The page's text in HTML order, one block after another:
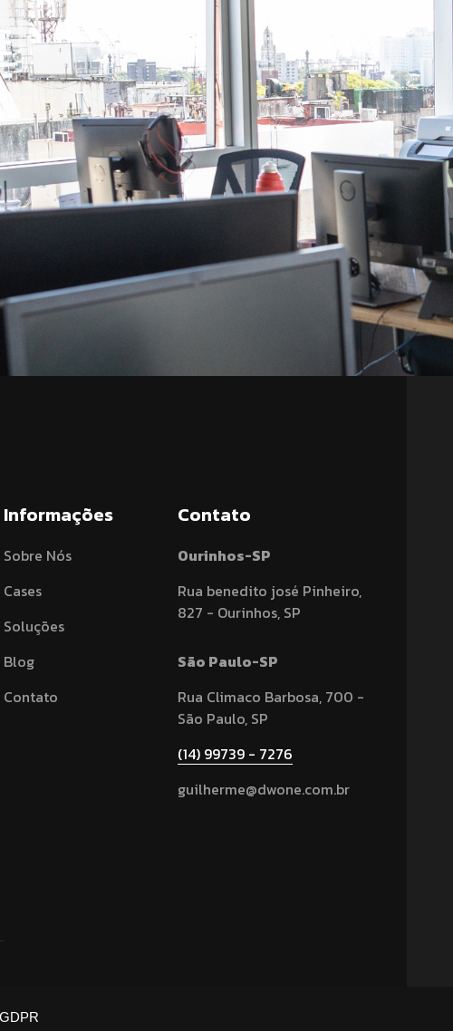
GDPR
Informações
Sobre Nós
Cases
Soluções
Blog
Contato
Contato
Ourinhos-SP
Rua benedito josé Pinheiro,
827 - Ourinhos, SP
São Paulo-SP
Rua Climaco Barbosa, 700 -
São Paulo, SP
(14) 99739 - 7276
guilherme@dwone.com.br